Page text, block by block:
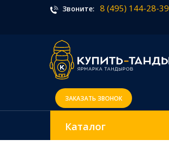
Звоните: 8 (495) 144-28-39
ЗАКАЗАТЬ ЗВОНОК
Каталог